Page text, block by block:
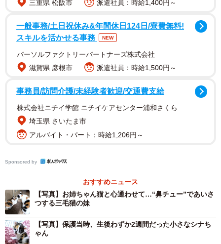
を洗ってもらって、初めて三毛猫だとわかりました。数日
後、うちに来ましたが、まだ予断を許さない状態でした」
「『このくらいの子猫は生きられない子がいっぱいいるか
ら、もしもの時は自分たちを責めないように』と伝えられ
て。ああ、子猫を育てるって簡単じゃないんだって、改め
て思い知らされました」
それでも「なんとしても生きてほしい」という気持ちは、
息をしているか、何度も確かめた初日
三重県 松阪市
派遣社員：時給1,400円～
一般事務/土日祝休み&年間休日124日/寮費無料!
スキルを活かせる事務
NEW
パーソルファクトリーパートナーズ株式会社
滋賀県 彦根市
派遣社員：時給1,500円～
事務員/訪問介護/未経験者歓迎/交通費支給
株式会社ニチイ学館 ニチイケアセンター浦和さくら
埼玉県 さいたま市
アルバイト・パート：時給1,206円～
Sponsored by
おすすめニュース
【写真】お姉ちゃん猫と心通わせて…“鼻チュー”であいさ
つする三毛猫の妹
【写真】保護当時、生後わずか2週間だった小さなシナち
ゃん